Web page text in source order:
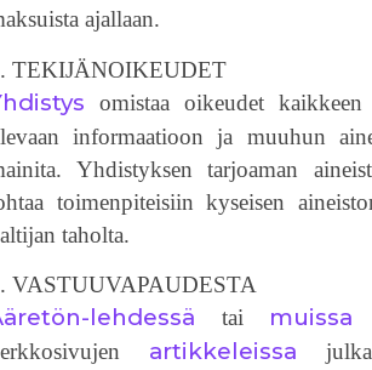
ajallaan.
TEKIJÄNOIKEUDET
omistaa oikeudet
informaatioon ja muuhun
Yhdistyksen tarjoaman
toimenpiteisiin kyseisen
taholta.
VASTUUVAPAUDESTA
lehdessä tai muissa
artikkeleissa